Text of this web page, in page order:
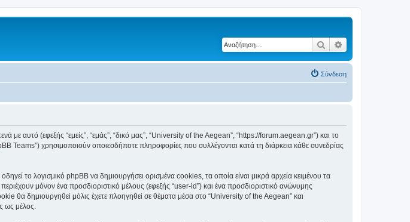
Αναζήτηση
Σύνδεση
με αυτό (εφεξής “εμείς”, “εμάς”, “δικό μας”, “University of the Aegean”, “https://forum.aegean.gr”) και το
Teams”) χρησιμοποιούν οποιεσδήποτε πληροφορίες που συλλέγονται κατά τη διάρκεια κάθε συνεδρίας
το λογισμικό phpBB να δημιουργήσει ορισμένα cookies, τα οποία είναι μικρά αρχεία κειμένου τα
μόνον ένα προσδιοριστικό μέλους (εφεξής “user-id”) και ένα προσδιοριστικό ανώνυμης
θα δημιουργηθεί μόλις έχετε πλοηγηθεί σε θέματα μέσα στο “University of the Aegean” και
ως μέλος.